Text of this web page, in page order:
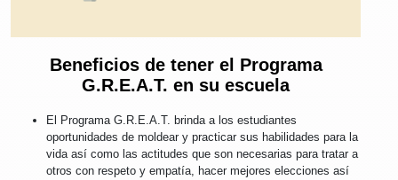
Beneficios de tener el Programa
G.R.E.A.T. en su escuela
El Programa G.R.E.A.T. brinda a los estudiantes
oportunidades de moldear y practicar sus habilidades para la
vida así como las actitudes que son necesarias para tratar a
otros con respeto y empatía, hacer mejores elecciones así